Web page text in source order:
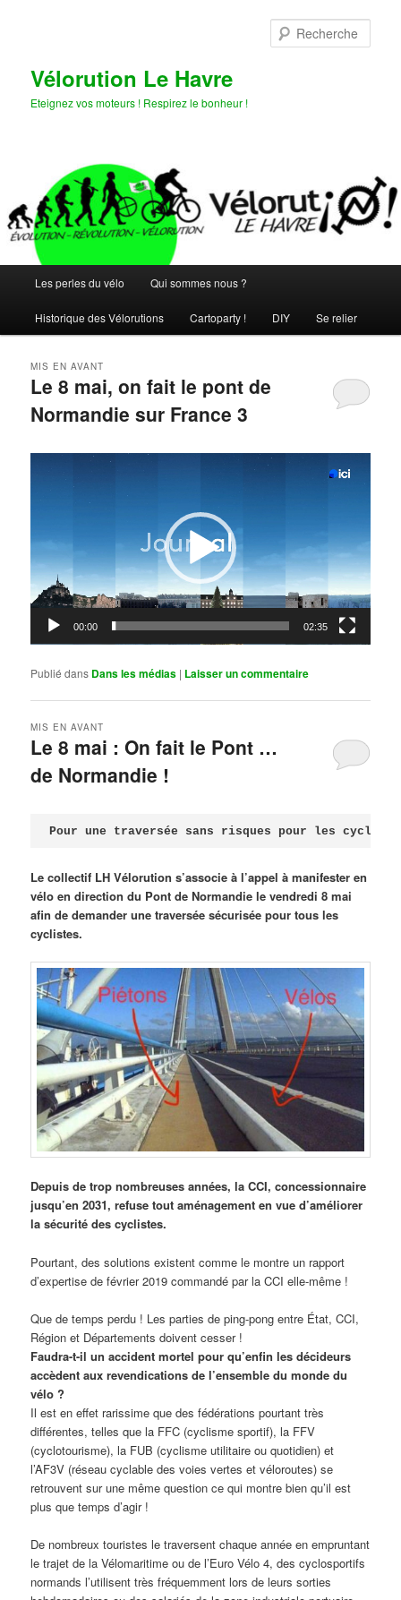
Vélorution Le Havre
Eteignez vos moteurs ! Respirez le bonheur !
principal
Les perles du vélo Qui sommes nous ?
Historique des Vélorutions Cartoparty ! DIY Se relier
Le 8 mai, on fait le pont de
Normandie sur France 3
MIS EN AVANT
00:00 02:35
Publié dans Dans les médias | Laisser un commentaire
Le 8 mai : On fait le Pont …
de Normandie !
MIS EN AVANT
Pour une traversée sans risques pour les
Le collectif LH Vélorution s’associe à l’appel à manifester en
vélo en direction du Pont de Normandie le vendredi 8 mai
afin de demander une traversée sécurisée pour tous les
cyclistes.
Depuis de trop nombreuses années, la CCI, concessionnaire
jusqu’en 2031, refuse tout aménagement en vue d’améliorer
la sécurité des cyclistes.
Pourtant, des solutions existent comme le montre un rapport
d’expertise de février 2019 commandé par la CCI elle-même !
Que de temps perdu ! Les parties de ping-pong entre État, CCI,
Région et Départements doivent cesser !
Faudra-t-il un accident mortel pour qu’enfin les décideurs
accèdent aux revendications de l’ensemble du monde du
vélo ?
Il est en effet rarissime que des fédérations pourtant très
différentes, telles que la FFC (cyclisme sportif), la FFV
(cyclotourisme), la FUB (cyclisme utilitaire ou quotidien) et
l’AF3V (réseau cyclable des voies vertes et véloroutes) se
retrouvent sur une même question ce qui montre bien qu’il est
plus que temps d’agir !
De nombreux touristes le traversent chaque année en empruntant
le trajet de la Vélomaritime ou de l’Euro Vélo 4, des cyclosportifs
normands l’utilisent très fréquemment lors de leurs sorties